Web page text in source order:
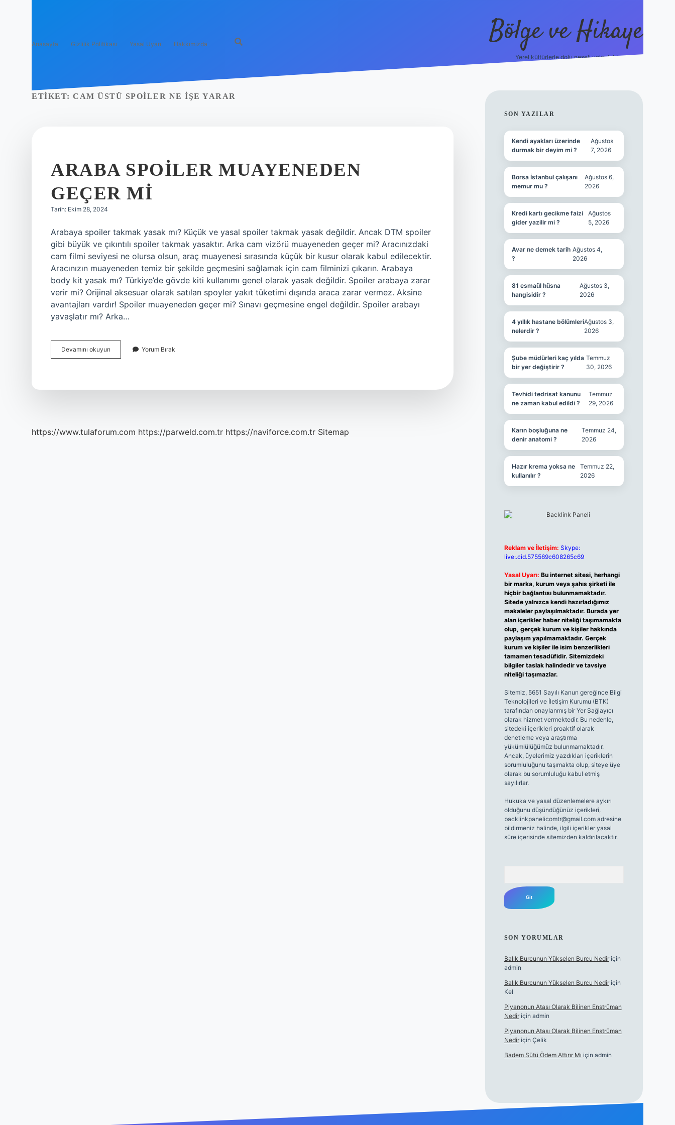
Anasayfa Gizlilik Politikası Yasal Uyarı Hakkımızda Bölge ve Hikaye
Yerel kültürlerle dolu neşeli yolculuk!
ETIKET: CAM ÜSTÜ SPOILER NE IŞE YARAR
ARABA SPOILER MUAYENEDEN
GEÇER MI
Tarih: Ekim 28, 2024
Arabaya spoiler takmak yasak mı? Küçük ve yasal spoiler takmak yasak değildir. Ancak DTM spoiler
gibi büyük ve çıkıntılı spoiler takmak yasaktır. Arka cam vizörü muayeneden geçer mi? Aracınızdaki
cam filmi seviyesi ne olursa olsun, araç muayenesi sırasında küçük bir kusur olarak kabul edilecektir.
Aracınızın muayeneden temiz bir şekilde geçmesini sağlamak için cam filminizi çıkarın. Arabaya
body kit yasak mı? Türkiye’de gövde kiti kullanımı genel olarak yasak değildir. Spoiler arabaya zarar
verir mi? Orijinal aksesuar olarak satılan spoyler yakıt tüketimi dışında araca zarar vermez. Aksine
avantajları vardır! Spoiler muayeneden geçer mi? Sınavı geçmesine engel değildir. Spoiler arabayı
yavaşlatır mı? Arka…
Devamını okuyun
Spoiler
Yorum Bırak
https://www.tulaforum.com https://parweld.com.tr https://naviforce.com.tr Sitemap
SIDEBAR
SON YAZILAR
Kendi ayakları üzerinde
durmak bir deyim mi ?
Ağustos
7, 2026
Borsa İstanbul çalışanı
memur mu ?
Ağustos 6,
2026
Kredi kartı gecikme faizi
gider yazilir mi ?
Ağustos
5, 2026
Avar ne demek tarih
?
Ağustos 4,
2026
81 esmaül hüsna
hangisidir ?
Ağustos 3,
2026
4 yıllık hastane bölümleri
nelerdir ?
Ağustos 3,
2026
Şube müdürleri kaç yılda
bir yer değiştirir ?
Temmuz
30, 2026
Tevhidi tedrisat kanunu
ne zaman kabul edildi ?
Temmuz
29, 2026
Karın boşluğuna ne
denir anatomi ?
Temmuz 24,
2026
Hazır krema yoksa ne
kullanılır ?
Temmuz 22,
2026
Reklam ve İletişim: Skype:
live:.cid.575569c608265c69
Yasal Uyarı: Bu internet sitesi, herhangi
bir marka, kurum veya şahıs şirketi ile
hiçbir bağlantısı bulunmamaktadır.
Sitede yalnızca kendi hazırladığımız
makaleler paylaşılmaktadır. Burada yer
alan içerikler haber niteliği taşımamakta
olup, gerçek kurum ve kişiler hakkında
paylaşım yapılmamaktadır. Gerçek
kurum ve kişiler ile isim benzerlikleri
tamamen tesadüfidir. Sitemizdeki
bilgiler taslak halindedir ve tavsiye
niteliği taşımazlar.
Sitemiz, 5651 Sayılı Kanun gereğince Bilgi
Teknolojileri ve İletişim Kurumu (BTK)
tarafından onaylanmış bir Yer Sağlayıcı
olarak hizmet vermektedir. Bu nedenle,
sitedeki içerikleri proaktif olarak
denetleme veya araştırma
yükümlülüğümüz bulunmamaktadır.
Ancak, üyelerimiz yazdıkları içeriklerin
sorumluluğunu taşımakta olup, siteye üye
olarak bu sorumluluğu kabul etmiş
sayılırlar.
Hukuka ve yasal düzenlemelere aykırı
olduğunu düşündüğünüz içerikleri,
backlinkpanelicomtr@gmail.comadresine
bildirmeniz halinde, ilgili içerikler yasal
süre içerisinde sitemizden kaldırılacaktır.
SON YORUMLAR
Balık Burcunun Yükselen Burcu Nediriçin
admin
Balık Burcunun Yükselen Burcu Nediriçin
Kel
Piyanonun Atası Olarak Bilinen Enstrüman
Nediriçin admin
Piyanonun Atası Olarak Bilinen Enstrüman
Nediriçin Çelik
Badem Sütü Ödem Attırır Mı için admin
grand opera